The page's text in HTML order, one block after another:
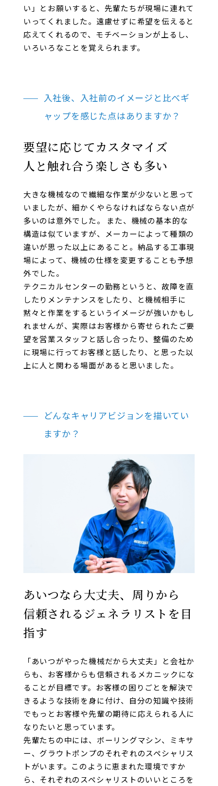
い」とお願いすると、先輩たちが現場に連れて
いってくれました。遠慮せずに希望を伝えると
応えてくれるので、モチベーションが上るし、
いろいろなことを覚えられます。
入社後、入社前のイメージと比べギ
ャップを感じた点はありますか？
要望に応じてカスタマイズ
人と触れ合う楽しさも多い
大きな機械なので繊細な作業が少ないと思って
いましたが、細かくやらなければならない点が
多いのは意外でした。 また、機械の基本的な
構造は似ていますが、メーカーによって種類の
違いが思った以上にあること。納品する工事現
場によって、機械の仕様を変更することも予想
外でした。
テクニカルセンターの勤務というと、故障を直
したりメンテナンスをしたり、と機械相手に
黙々と作業をするというイメージが強いかもし
れませんが、実際はお客様から寄せられたご要
望を営業スタッフと話し合ったり、整備のため
に現場に行ってお客様と話したり、と思った以
上に人と関わる場面があると思いました。
どんなキャリアビジョンを描いてい
ますか？
あいつなら大丈夫、周りから
信頼されるジェネラリストを目
指す
「あいつがやった機械だから大丈夫」と会社か
らも、お客様からも信頼されるメカニックにな
ることが目標です。お客様の困りごとを解決で
きるような技術を身に付け、自分の知識や技術
でもっとお客様や先輩の期待に応えられる人に
なりたいと思っています。
先輩たちの中には、ボーリングマシン、ミキサ
ー、グラウトポンプのそれぞれのスペシャリス
トがいます。このように恵まれた環境ですか
ら、それぞれのスペシャリストのいいところを